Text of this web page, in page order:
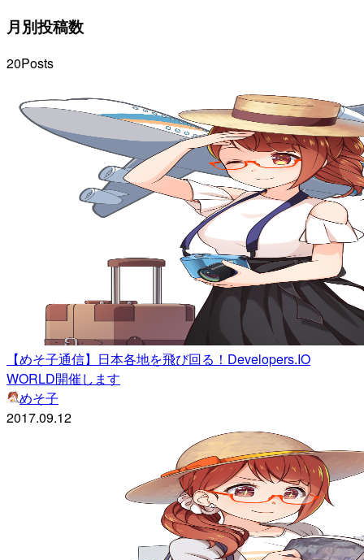
月別投稿数
20Posts
【めそ子通信】日本各地を飛び回る！Developers.IO
WORLD開催します
めそ子
2017.09.12